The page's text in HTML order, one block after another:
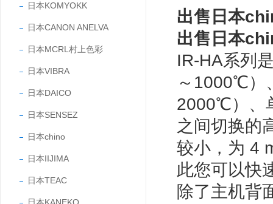
日本KOMYOKK
日本CANON ANELVA
日本MCRL村上色彩
日本VIBRA
日本DAICO
日本SENSEZ
日本chino
日本IIJIMA
日本TEAC
出售日本
出售日本
IR-HA系列
～1000℃）
2000℃）、
之间切换的
较小，为 4
此您可以快
除了主机背